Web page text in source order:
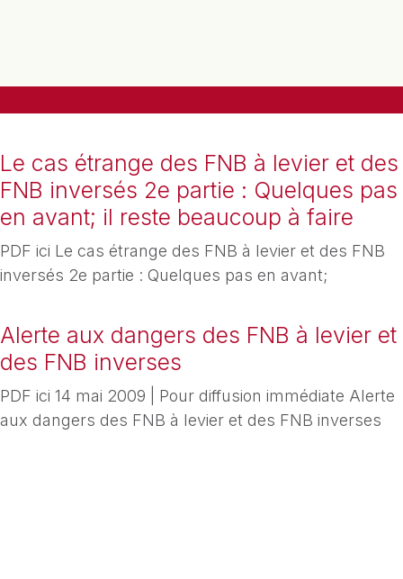
Le cas étrange des FNB à levier et des
FNB inversés 2e partie : Quelques pas
en avant; il reste beaucoup à faire
PDF ici Le cas étrange des FNB à levier et des FNB
inversés 2e partie : Quelques pas en avant;
Alerte aux dangers des FNB à levier et
des FNB inverses
PDF ici 14 mai 2009 | Pour diffusion immédiate Alerte
aux dangers des FNB à levier et des FNB inverses